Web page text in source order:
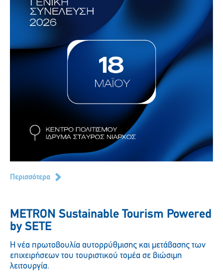
Περισσότερα
METRON Sustainable Tourism Powered
by SETE
Η νέα πρωτοβουλία αυτορρύθμισης και μετάβασης των
επιχειρήσεων του τουριστικού τομέα σε βιώσιμη
λειτουργία.